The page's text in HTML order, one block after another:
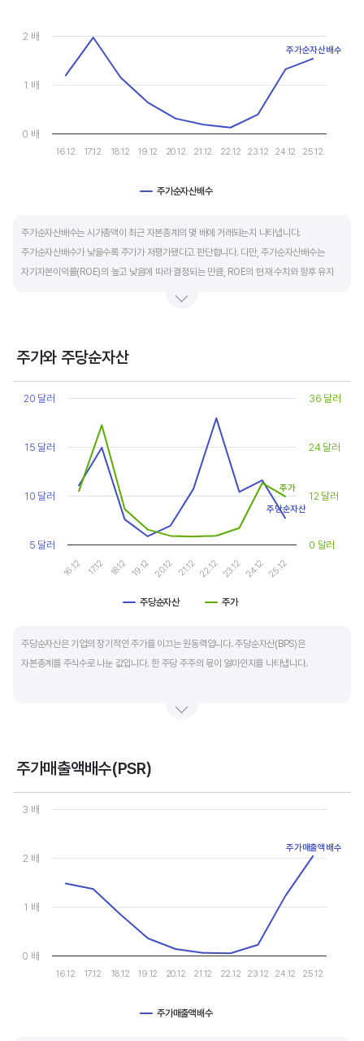
주가수익배수(PER) 차트와 함께 분석하면 더 유용합니다.
The chart has 1 Y axis displaying values. Data ranges from
주가순자산배수
16.12 17.12 18.12 19.12 20.12 21.12 22.12 23.12 24.12 25.12
0 배
1 배
2 배
주가순자산배수
주가순자산배수는 시가총액이 최근 자본총계의 몇 배에 거래되는지 나타냅니다.
주가순자산배수가 낮을수록 주가가 저평가됐다고 판단합니다. 다만, 주가순자산배수는
자기자본이익률(ROE)의 높고 낮음에 따라 결정되는 만큼, ROE의 현재 수치와 향후 유지
거래되면 주가가 저평가된 것으로 판단합니다. ROE&PBR 차트를 함께 보고 분석하는 것을
주가순자산배수는 자기자본이익률이 높을때와 낮을때에 따라 다르게 평가받습니다. 현재
ROE와 비슷한 ROE를 기록한 과거년도를 찾고, 그 당시 시장에서 평가 받은
주가순자산배수(PBR)를 확인해 현재 주가의 저평가 여부를 판단하는 것이 좋습니다.
주가와 주당순자산
Chart
Line chart with 2 lines.
The chart has 1 X axis displaying categories.
The chart has 2 Y axes displaying values, and values.
주당순자산 주가
16.12 17.12 18.12 19.12 20.12 21.12 22.12 23.12 24.12 25.12
5 달러
10 달러
15 달러
20 달러
0 달러
12 달러
24 달러
36 달러
주당순자산
주가
주당순자산은 기업의 장기적인 주가를 이끄는 원동력입니다. 주당순자산(BPS)은
자본총계를 주식수로 나눈 값입니다. 한 주당 주주의 몫이 얼마인지를 나타냅니다.
자본총계가 빠른 속도로 증가합니다. 이에따라 주가도 오르게 됩니다.
투자지표는 한국 기업에 비해 상대적으로 높게 나옵니다. 이런 부분을 감안해 미국 기업의
주가매출액배수(PSR)
Chart
Line chart with 10 data points.
The chart has 1 Y axis displaying values. Data ranges from
주가매출액배수
16.12 17.12 18.12 19.12 20.12 21.12 22.12 23.12 24.12 25.12
0 배
1 배
2 배
3 배
주가매출액배수